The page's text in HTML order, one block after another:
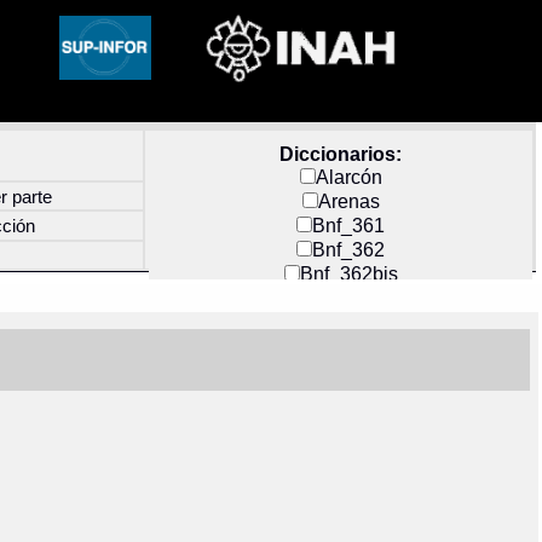
Diccionarios:
Alarcón
Arenas
Bnf_361
Bnf_362
Bnf_362bis
Docs_México
parte